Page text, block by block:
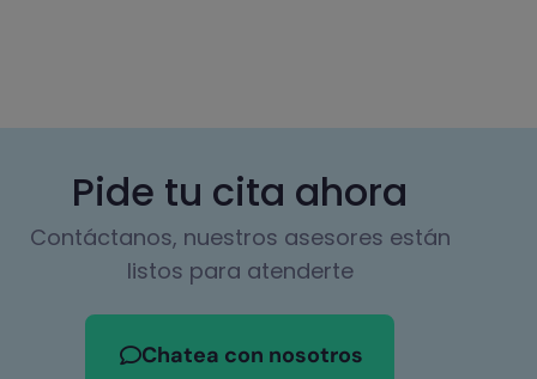
Pide tu cita ahora
Contáctanos, nuestros asesores están
listos para atenderte
Chatea con nosotros